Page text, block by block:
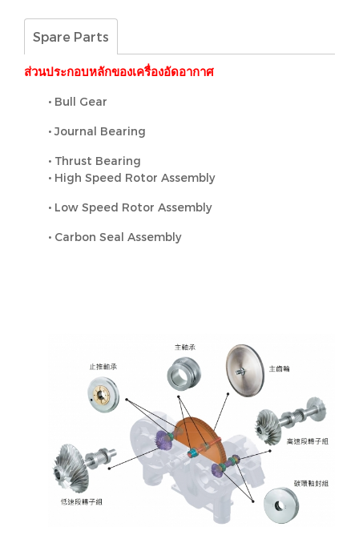
Spare Parts
ส่วนประกอบหลักของเครื่องอัดอากาศ
• Bull Gear
• Journal Bearing
• Thrust Bearing
• High Speed Rotor Assembly
• Low Speed Rotor Assembly
• Carbon Seal Assembly